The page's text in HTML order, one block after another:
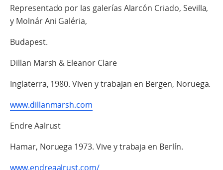
Representado por las galerías Alarcón Criado, Sevilla,
y Molnár Ani Galéria,
Budapest.
Dillan Marsh & Eleanor Clare
Inglaterra, 1980. Viven y trabajan en Bergen, Noruega.
www.dillanmarsh.com
Endre Aalrust
Hamar, Noruega 1973. Vive y trabaja en Berlín.
www.endreaalrust.com/